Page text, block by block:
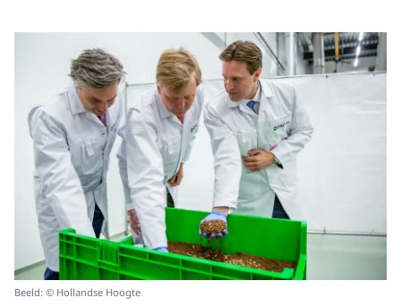
Beeld: © Hollandse Hoogte